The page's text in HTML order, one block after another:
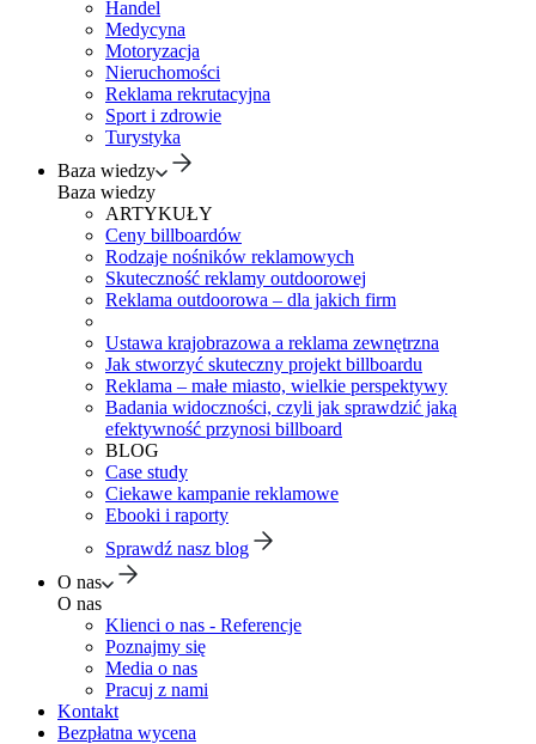
Handel
Medycyna
Motoryzacja
Nieruchomości
Reklama rekrutacyjna
Sport i zdrowie
Turystyka
Baza wiedzy
Baza wiedzy
ARTYKUŁY
Ceny billboardów
Rodzaje nośników reklamowych
Skuteczność reklamy outdoorowej
Reklama outdoorowa – dla jakich firm
Ustawa krajobrazowa a reklama zewnętrzna
Jak stworzyć skuteczny projekt billboardu
Reklama – małe miasto, wielkie perspektywy
Badania widoczności, czyli jak sprawdzić jaką
efektywność przynosi billboard
BLOG
Case study
Ciekawe kampanie reklamowe
Ebooki i raporty
Sprawdź nasz blog
O nas
O nas
Klienci o nas - Referencje
Poznajmy się
Media o nas
Pracuj z nami
Kontakt
Bezpłatna wycena